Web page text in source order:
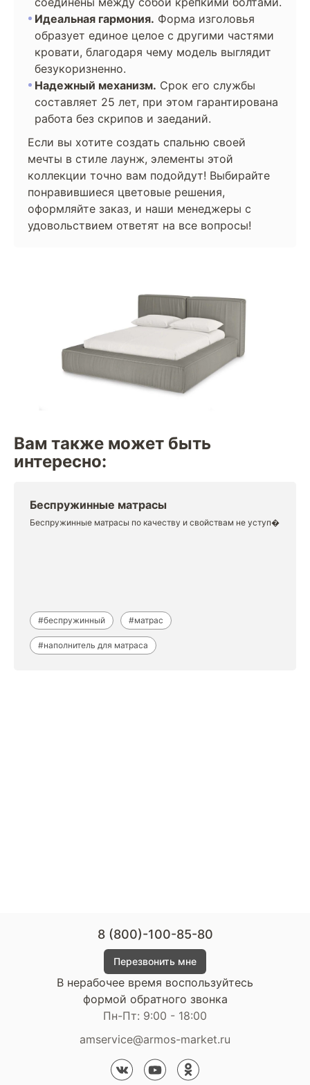
Идеальная гармония. Форма изголовья
образует единое целое с другими частями
кровати, благодаря чему модель выглядит
безукоризненно.
Надежный механизм. Срок его службы
составляет 25 лет, при этом гарантирована
работа без скрипов и заеданий.
Если вы хотите создать спальню своей
мечты в стиле лаунж, элементы этой
коллекции точно вам подойдут! Выбирайте
понравившиеся цветовые решения,
оформляйте заказ, и наши менеджеры с
удовольствием ответят на все вопросы!
Вам также может быть
интересно:
Беспружинные матрасы
Беспружинные матрасы по качеству и свойствам не уступ�
#беспружинный #матрас
#наполнитель для матраса
8 (800)-100-85-80
Перезвонить мне
В нерабочее время воспользуйтесь
формой обратного звонка
Пн-Пт: 9:00 - 18:00
amservice@armos-market.ru